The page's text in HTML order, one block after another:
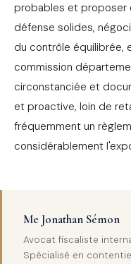
probables et proposer
défense solides,
du contrôle équilibrée,
commission
circonstanciée et
et proactive, loin de
fréquemment un
considérablement
Me Jonathan Sémon
Avocat fiscaliste
Spécialisé en